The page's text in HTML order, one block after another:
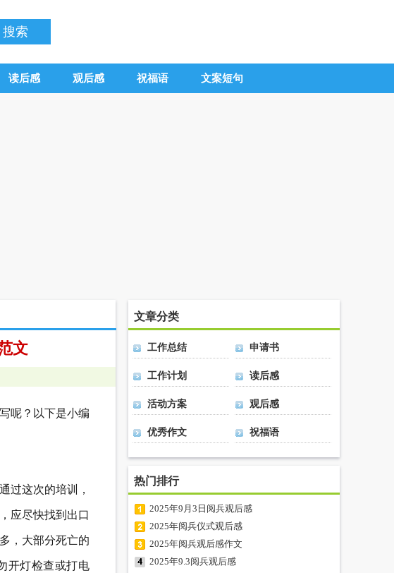
读后感 观后感 祝福语 文案短句
文
呢？以下是小编
过这次的培训，
应尽快找到出口
，大部分死亡的
开灯检查或打电
文章分类
工作总结 申请书
工作计划 读后感
活动方案 观后感
优秀作文 祝福语
热门排行
2025年9月3日阅兵观后感
2025年阅兵仪式观后感
2025年阅兵观后感作文
2025年9.3阅兵观后感